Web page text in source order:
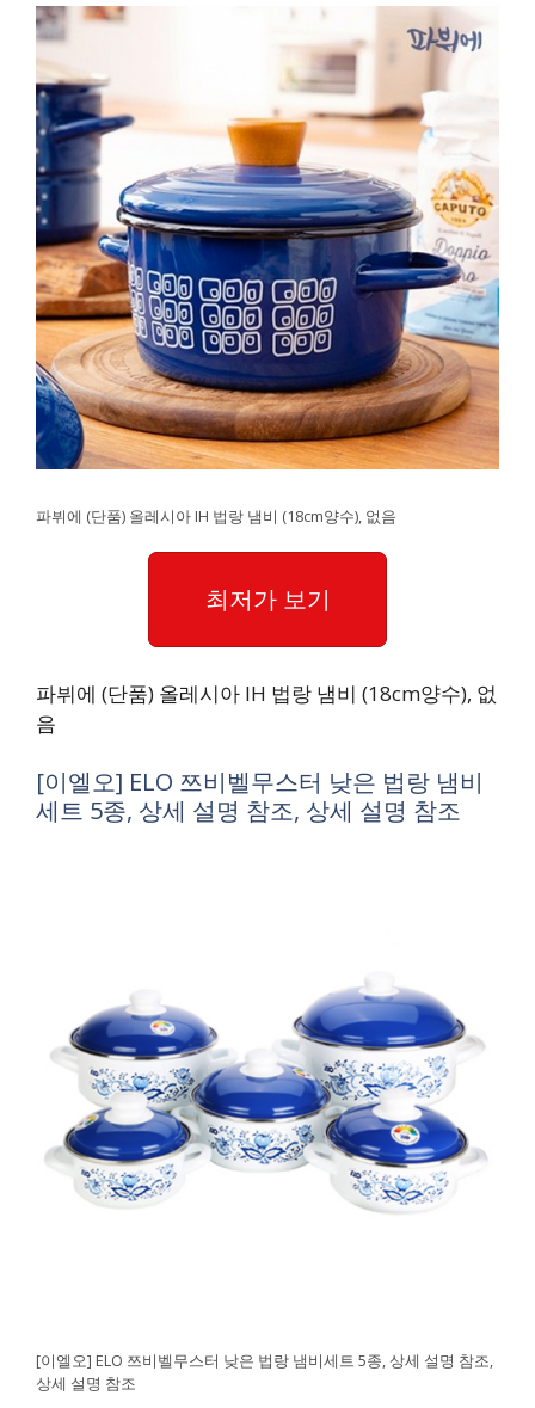
파뷔에 (단품) 올레시아 IH 법랑 냄비 (18cm양수), 없음
최저가 보기
파뷔에 (단품) 올레시아 IH 법랑 냄비 (18cm양수), 없
음
[이엘오] ELO 쯔비벨무스터 낮은 법랑 냄비
세트 5종, 상세 설명 참조, 상세 설명 참조
[이엘오] ELO 쯔비벨무스터 낮은 법랑 냄비세트 5종, 상세 설명 참조,
상세 설명 참조